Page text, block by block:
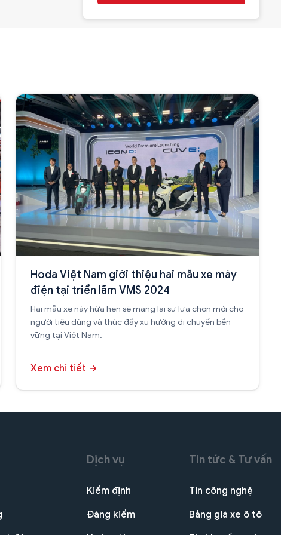
Hoda Việt Nam giới thiệu hai mẫu xe máy
điện tại triển lãm VMS 2024
Hai mẫu xe này hứa hẹn sẽ mang lại sự lựa chọn mới cho
người tiêu dùng và thúc đẩy xu hướng di chuyển bền
vững tại Việt Nam.
Xem chi tiết
Dịch vụ
Kiểm định
Đăng kiểm
Tin tức & Tư vấn
Tin công nghệ
Bảng giá xe ô tô